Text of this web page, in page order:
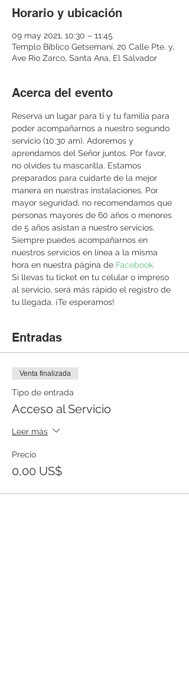
Horario y ubicación
09 may 2021, 10:30 – 11:45
Templo Bíblico Getsemaní, 20 Calle Pte. y,
Ave Rio Zarco, Santa Ana, El Salvador
Acerca del evento
Reserva un lugar para ti y tu familia para
poder acompañarnos a nuestro segundo
servicio (10:30 am). Adoremos y
aprendamos del Señor juntos. Por favor,
no olvides tu mascarilla. Estamos
preparados para cuidarte de la mejor
manera en nuestras instalaciones. Por
mayor seguridad, no recomendamos que
personas mayores de 60 años o menores
de 5 años asistan a nuestro servicios.
Siempre puedes acompañarnos en
nuestros servicios en línea a la misma
hora en nuestra página de Facebook.
Si llevas tu ticket en tu celular o impreso
al servicio, será más rápido el registro de
tu llegada. ¡Te esperamos!
Entradas
Venta finalizada
Tipo de entrada
Acceso al Servicio
Leer más
Precio
0,00 US$